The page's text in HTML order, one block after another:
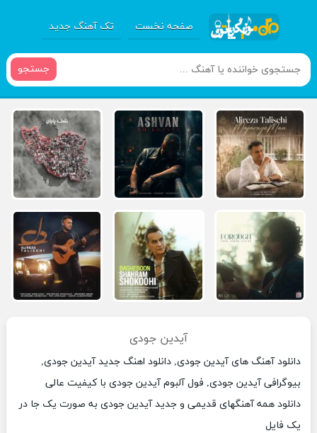
صفحه نخست تک آهنگ جدید
جستجو
آیدین جودی
دانلود آهنگ های آیدین جودی, دانلود اهنگ جدید آیدین جودی,
بیوگرافی آیدین جودی, فول آلبوم آیدین جودی با کیفیت عالی
دانلود همه آهنگهای قدیمی و جدید آیدین جودی به صورت یک جا در
یک فایل